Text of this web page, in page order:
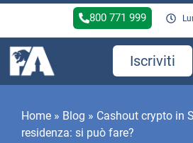
800 771 999
Iscriviti
Home » Blog » Cashout crypto in
residenza: si può fare?